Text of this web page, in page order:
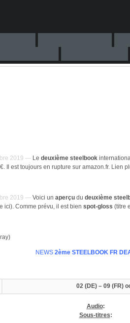
2019 — Le deuxième steelbook
Il est toujours en rupture sur amazon.fr. Lien
2019 — Voici un aperçu du deuxième
ici). Comme prévu, il est bien spot-gloss (titre
NEWS2ème STEELBOOK FR
02 (DE) – 09 (FR)
Audio:
Sous-titres: